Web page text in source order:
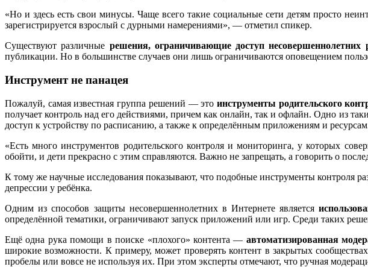
«Но и здесь есть свои минусы. Чаще всего такие социальные сети детям просто
зарегистрируется взрослый с дурными намерениями», — отметил спикер.
Существуют различные решения, ограничивающие доступ несовершеннолетних
публикации. Но в большинстве случаев они лишь ограничиваются оповещением
Инструмент не панацея
Пожалуй, самая известная группа решений — это инструменты родительского
получает контроль над его действиями, причем как онлайн, так и офлайн. Одно из
доступ к устройству по расписанию, а также к определённым приложениям и
«Есть много инструментов родительского контроля и мониторинга, у которых
обойти, и дети прекрасно с этим справляются. Важно не запрещать, а говорить о
К тому же научные исследования показывают, что подобные инструменты контроля
депрессии у ребёнка.
Одним из способов защиты несовершеннолетних в Интернете является
определённой тематики, ограничивают запуск приложений или игр. Среди таких
Ещё одна рука помощи в поиске «плохого» контента — автоматизированная
широкие возможности. К примеру, может проверять контент в закрытых
пробелы или вовсе не используя их. При этом эксперты отмечают, что ручная